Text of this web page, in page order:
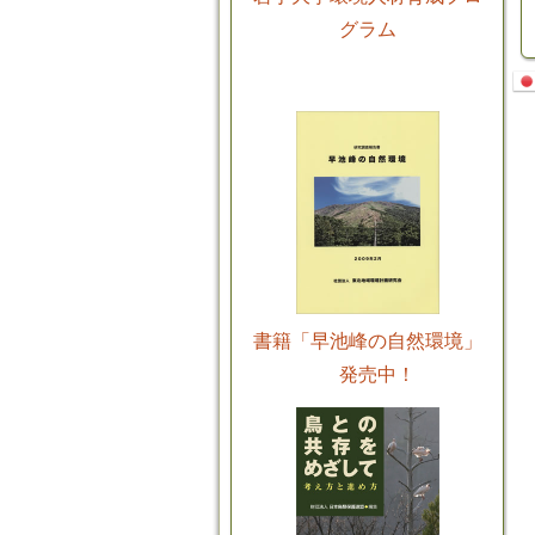
グラム
書籍「早池峰の自然環境」
発売中！